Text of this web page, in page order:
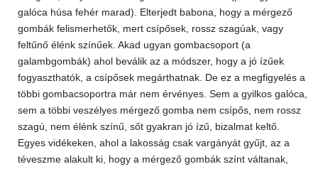
galóca húsa fehér marad). Elterjedt babona, hogy a mérgező
gombák felismerhetők, mert csípősek, rossz szagúak, vagy
feltűnő élénk színűek. Akad ugyan gombacsoport (a
galambgombák) ahol beválik az a módszer, hogy a jó ízűek
fogyaszthatók, a csípősek megárthatnak. De ez a megfigyelés a
többi gombacsoportra már nem érvényes. Sem a gyilkos galóca,
sem a többi veszélyes mérgező gomba nem csípős, nem rossz
szagú, nem élénk színű, sőt gyakran jó ízű, bizalmat keltő.
Egyes vidékeken, ahol a lakosság csak vargányát gyűjt, az a
téveszme alakult ki, hogy a mérgező gombák színt váltanak,